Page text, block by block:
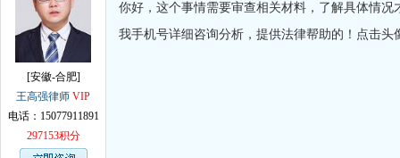
[安徽-合肥]
王高强律师 VIP
电话：15077911891
297153积分
你好，这个事情需要审查相关材料，了解具体情
我手机号详细咨询分析，提供法律帮助的！点击头